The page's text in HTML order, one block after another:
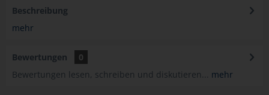
Beschreibung
mehr
Bewertungen
0
Bewertungen lesen, schreiben und diskutieren... mehr